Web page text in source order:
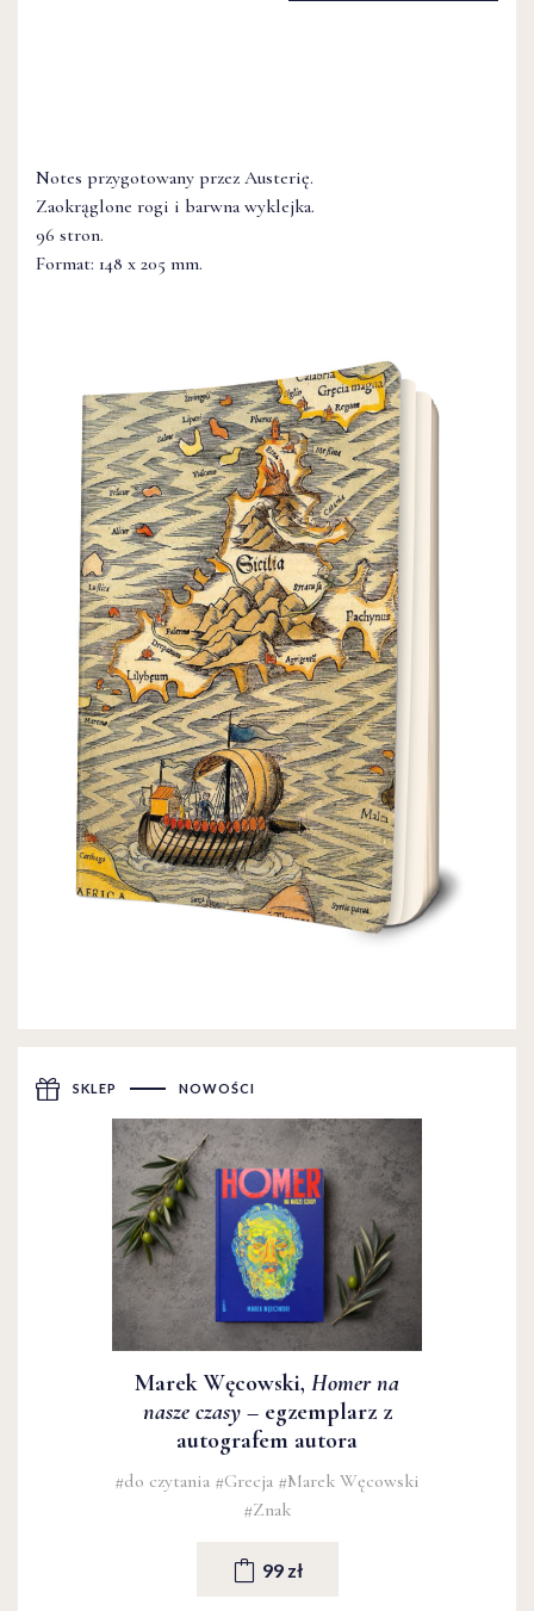
Notes przygotowany przez Austerię.
Zaokrąglone rogi i barwna wyklejka.
96 stron.
Format: 148 x 205 mm.
SKLEP NOWOŚCI
Marek Węcowski, Homer na
nasze czasy– egzemplarz z
autografem autora
#do czytania #Grecja #Marek Węcowski
#Znak
99 zł